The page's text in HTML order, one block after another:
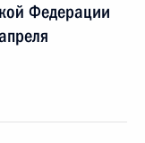
Федерации